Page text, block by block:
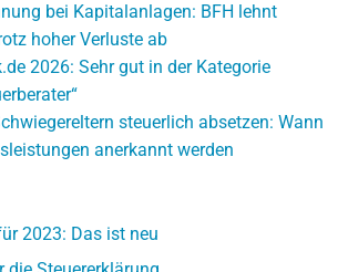
bei Kapitalanlagen: BFH lehnt
hoher Verluste ab
2026: Sehr gut in der Kategorie
steuerlich absetzen: Wann
anerkannt werden
2023: Das ist neu